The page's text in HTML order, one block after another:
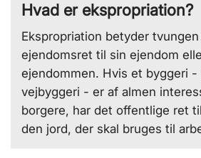
Hvad er ekspropriation?
Ekspropriation betyder
ejendomsret til sin ejendom
ejendommen. Hvis et byggeri
vejbyggeri - er af almen
borgere, har det offentlige ret
den jord, der skal bruges til